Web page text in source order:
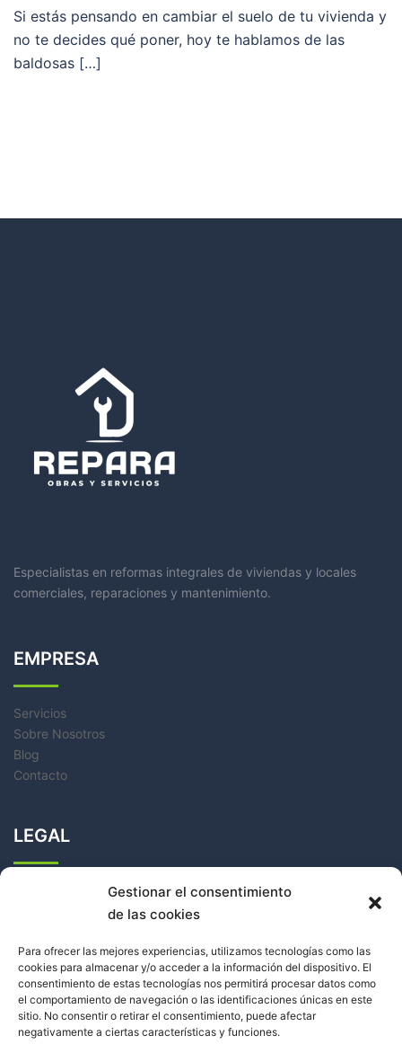
Gestionar el consentimiento
de las cookies
Para ofrecer las mejores experiencias, utilizamos tecnologías como las
cookies para almacenar y/o acceder a la información del dispositivo. El
consentimiento de estas tecnologías nos permitirá procesar datos como
el comportamiento de navegación o las identificaciones únicas en este
sitio. No consentir o retirar el consentimiento, puede afectar
negativamente a ciertas características y funciones.
Si estás pensando en cambiar el suelo de tu vivienda y
no te decides qué poner, hoy te hablamos de las
baldosas […]
Especialistas en reformas integrales de viviendas y locales
comerciales, reparaciones y mantenimiento.
EMPRESA
Servicios
Sobre Nosotros
Blog
Contacto
LEGAL
Política de Cookies
Política de Privacidad
Facebook